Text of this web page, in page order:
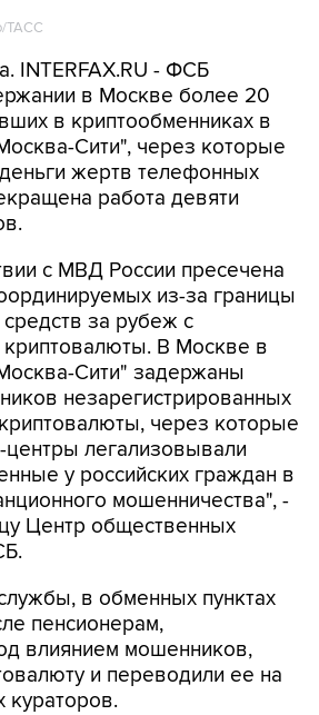
ТАСС
INTERFAX.RU - ФСБ
в Москве более 20
в криптообменниках в
Сити", через которые
жертв телефонных
работа девяти
с МВД России пресечена
из-за границы
за рубеж с
криптовалюты. В Москве в
Сити" задержаны
незарегистрированных
через которые
центры легализовывали
у российских граждан в
мошенничества", -
Центр общественных
в обменных пунктах
пенсионерам,
влиянием мошенников,
и переводили ее на
кураторов.